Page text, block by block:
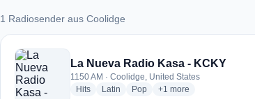
1 Radiosender aus Coolidge
1 Radiosender aus Coolidge
La Nueva Radio Kasa - KCKY
1150 AM · Coolidge, United States
Hitsradio stations
Latin radio stations
Popradio stations
+1 more genres for La
more